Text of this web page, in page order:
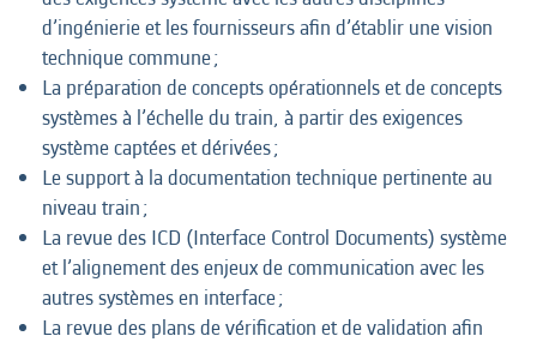
d’ingénierie et les fournisseurs afin d’établir une vision
technique commune ;
La préparation de concepts opérationnels et de concepts
systèmes à l’échelle du train, à partir des exigences
système captées et dérivées ;
Le support à la documentation technique pertinente au
niveau train ;
La revue des ICD (Interface Control Documents) système
et l’alignement des enjeux de communication avec les
autres systèmes en interface ;
La revue des plans de vérification et de validation afin